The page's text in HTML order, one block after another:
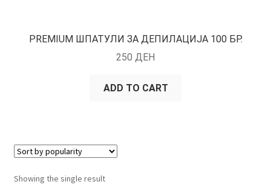
PREMIUM ШПАТУЛИ ЗА ДЕПИЛАЦИЈА 100 БР.
250 ДЕН
ADD TO CART
Showing the single result